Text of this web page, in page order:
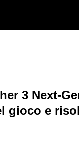
3 Next-
gioco e